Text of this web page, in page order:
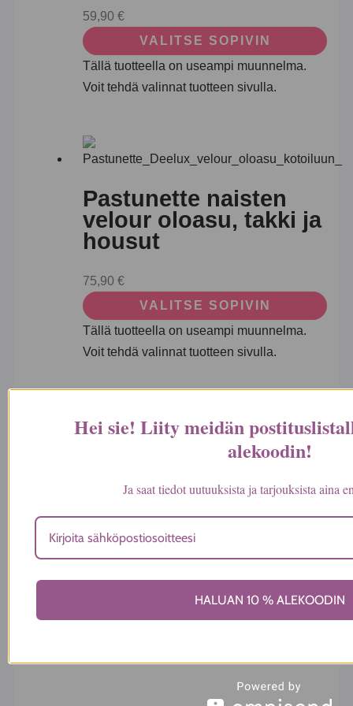
59,90 €
VALITSE SOPIVIN
Tällä tuotteella on useampi muunnelma.
Voit tehdä valinnat tuotteen sivulla.
Pastunette naisten
velour oloasu, takki ja
housut
75,90 €
VALITSE SOPIVIN
Tällä tuotteella on useampi muunnelma.
Voit tehdä valinnat tuotteen sivulla.
Lyhythihainen
viskoositirkoo tunika,
rantamekko, kaunis
pitsi pääntiellä
VALITSE SOPIVIN
Tällä tuotteella on useampi muunnelma.
Hei sie! Liity meidän
alekoodin!
Ja saat tiedot uutuuksista ja tarjouksista aina
HALUAN 10 % ALEKOODIN